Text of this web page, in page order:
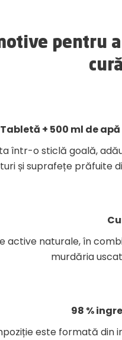
pentru
Tabletă + 500 ml de
într-o sticlă goală,
și suprafețe prăfuite
active naturale, în
murdăria
98 %
este formată din